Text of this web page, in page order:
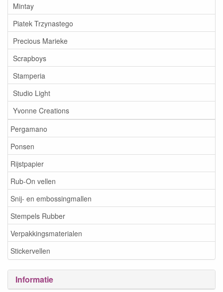
Mintay
Piatek Trzynastego
Precious Marieke
Scrapboys
Stamperia
Studio Light
Yvonne Creations
Pergamano
Ponsen
Rijstpapier
Rub-On vellen
Snij- en embossingmallen
Stempels Rubber
Verpakkingsmaterialen
Stickervellen
Informatie